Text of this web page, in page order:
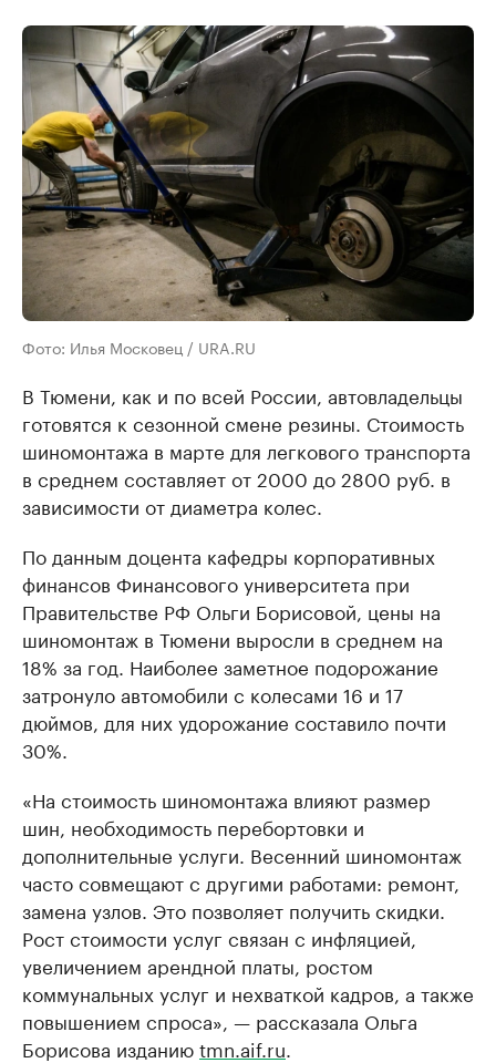
Фото: Илья Московец / URA.RU
В Тюмени, как и по всей России, автовладельцы
готовятся к сезонной смене резины. Стоимость
шиномонтажа в марте для легкового транспорта
в среднем составляет от 2000 до 2800 руб. в
зависимости от диаметра колес.
По данным доцента кафедры корпоративных
финансов Финансового университета при
Правительстве РФ Ольги Борисовой, цены на
шиномонтаж в Тюмени выросли в среднем на
18% за год. Наиболее заметное подорожание
затронуло автомобили с колесами 16 и 17
дюймов, для них удорожание составило почти
30%.
«На стоимость шиномонтажа влияют размер
шин, необходимость перебортовки и
дополнительные услуги. Весенний шиномонтаж
часто совмещают с другими работами: ремонт,
замена узлов. Это позволяет получить скидки.
Рост стоимости услуг связан с инфляцией,
увеличением арендной платы, ростом
коммунальных услуг и нехваткой кадров, а также
повышением спроса», — рассказала Ольга
Борисова изданиюtmn.aif.ru